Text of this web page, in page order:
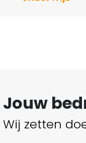
Jouw
Wij zetten